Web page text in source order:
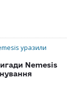
Nemesis